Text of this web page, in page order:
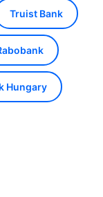
Truist Bank
Hungary